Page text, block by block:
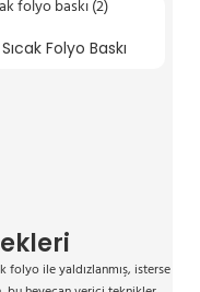
Sıcak Folyo Baskı
folyo ile yaldızlanmış, isterse